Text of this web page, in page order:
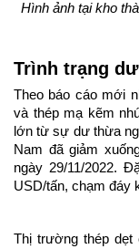
Hình ảnh tại kho
Trình trạng
Theo báo cáo mới
và thép mạ kẽm
lớn từ sự dư thừa
Nam đã giảm
ngày 29/11/2022.
USD/tấn, chạm đáy
Thị trường thép dẹt